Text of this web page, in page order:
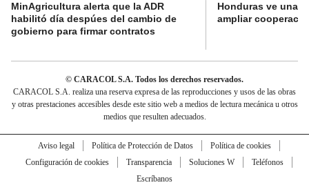
MinAgricultura alerta que la ADR
habilitó día despúes del cambio de
gobierno para firmar contratos
Honduras ve una
ampliar
© CARACOL S.A. Todos los derechos reservados.
CARACOL S.A. realiza una reserva expresa de las reproducciones y usos de las obras
y otras prestaciones accesibles desde este sitio web a medios de lectura mecánica u otros
medios que resulten adecuados.
Aviso legal Política de Protección de Datos
Política de cookies
Configuración de cookies
Transparencia Soluciones W
Teléfonos
Escríbanos